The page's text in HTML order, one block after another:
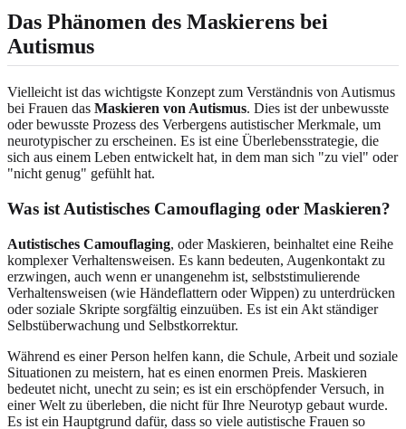
Das Phänomen des Maskierens bei
Autismus
Vielleicht ist das wichtigste Konzept zum Verständnis von Autismus
bei Frauen das Maskieren von Autismus. Dies ist der unbewusste
oder bewusste Prozess des Verbergens autistischer Merkmale, um
neurotypischer zu erscheinen. Es ist eine Überlebensstrategie, die
sich aus einem Leben entwickelt hat, in dem man sich "zu viel" oder
"nicht genug" gefühlt hat.
Was ist Autistisches Camouflaging oder Maskieren?
Autistisches Camouflaging, oder Maskieren, beinhaltet eine Reihe
komplexer Verhaltensweisen. Es kann bedeuten, Augenkontakt zu
erzwingen, auch wenn er unangenehm ist, selbststimulierende
Verhaltensweisen (wie Händeflattern oder Wippen) zu unterdrücken
oder soziale Skripte sorgfältig einzuüben. Es ist ein Akt ständiger
Selbstüberwachung und Selbstkorrektur.
Während es einer Person helfen kann, die Schule, Arbeit und soziale
Situationen zu meistern, hat es einen enormen Preis. Maskieren
bedeutet nicht, unecht zu sein; es ist ein erschöpfender Versuch, in
einer Welt zu überleben, die nicht für Ihre Neurotyp gebaut wurde.
Es ist ein Hauptgrund dafür, dass so viele autistische Frauen so